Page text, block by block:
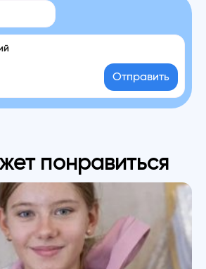
Отправить
понравиться